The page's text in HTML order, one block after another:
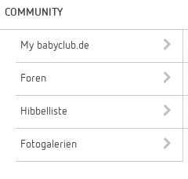
COMMUNITY
My babyclub.de
Foren
Hibbelliste
Fotogalerien